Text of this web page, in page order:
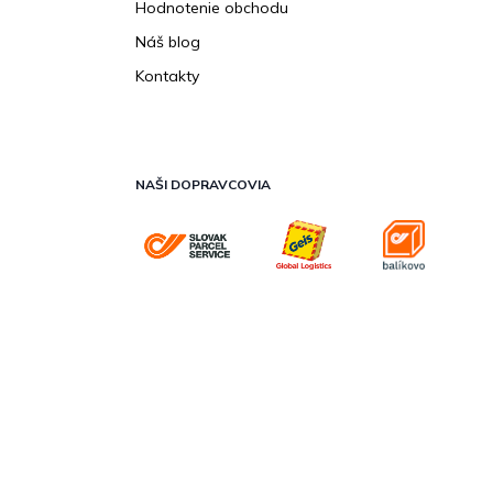
Hodnotenie obchodu
Náš blog
Kontakty
NAŠI DOPRAVCOVIA